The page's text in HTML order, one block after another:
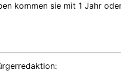
kommen sie mit 1 Jahr